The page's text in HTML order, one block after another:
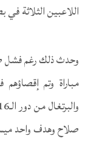
اللاعبين الثلاثة
وحدث ذلك رغم فشل
مباراة وتم
صلاح وهدف واحد